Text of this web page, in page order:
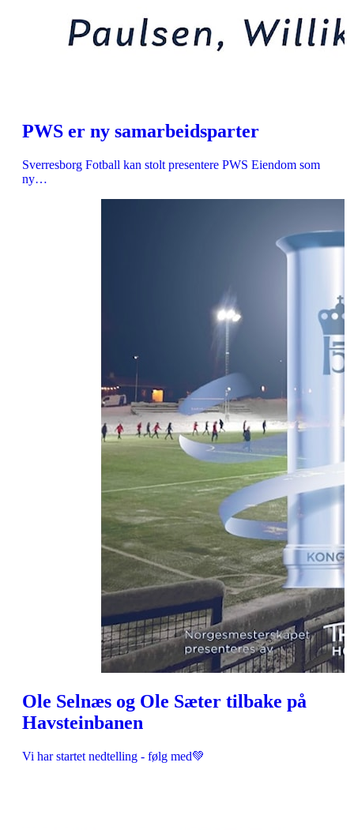
PWS er ny samarbeidsparter
Sverresborg Fotball kan stolt presentere PWS Eiendom som
ny…
Ole Selnæs og Ole Sæter tilbake på
Havsteinbanen
Vi har startet nedtelling - følg med💚